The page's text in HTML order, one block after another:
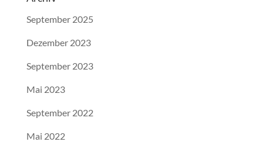
September 2025
Dezember 2023
September 2023
Mai 2023
September 2022
Mai 2022